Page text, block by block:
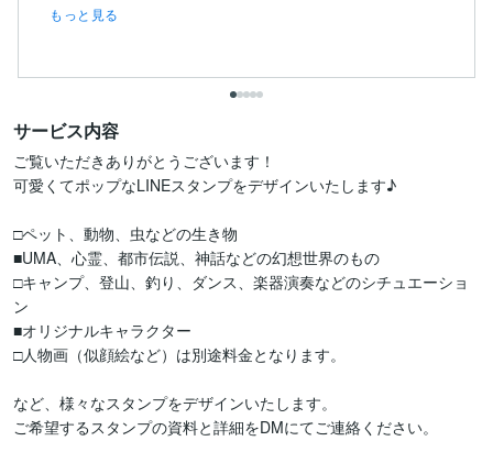
もっと見る
サービス内容
ご覧いただきありがとうございます！
可愛くてポップなLINEスタンプをデザインいたします♪
□ペット、動物、虫などの生き物
■UMA、心霊、都市伝説、神話などの幻想世界のもの
□キャンプ、登山、釣り、ダンス、楽器演奏などのシチュエーショ
ン
■オリジナルキャラクター
□人物画（似顔絵など）は別途料金となります。
など、様々なスタンプをデザインいたします。
ご希望するスタンプの資料と詳細をDMにてご連絡ください。